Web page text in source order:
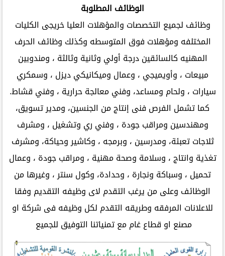
الوظائف المطلوبة
وظائف لجميع التخصصات والمؤهلات العليا خريجى الكليات
المختلفه ومؤهلات فوق المتوسطه وكذلك وظائف الحرف
المهنيه كالسائقين درجة أولي وثانية وثالثة ، ومندوبين
مبيعات ، وأويميجي ، وعمال وميكانيكي ديزل ، وسمكري
سيارات ، ولحام ومساعد، وفني معالجة حرارية ، وفني قشاط.
كما تشمل الفرص فنى إنتاج من الجنسين، ومدير تسويق،
ومهندسين ومراقب جودة ، وفني ري وتشغيل ، ومشرف
ثلاجات تعبئة، ومدرسين ، وبرمجه ، وكاشير وحياكة، ومشرف
تغذية وانتاج ، وسلامة وصحة مهنية ، ومراقب جودة ، وعمال
تحميل ، وسباكة ونجارة ، وحدادة، وكول سنتر ، وغيرها من
الوظائف وعلى من يرغب التقدم لاى وظيفه التقديم وفقا
للاعلانات المرفقه وطريقه التقدم لكل وظيفه فى شركة او
مصنع او قطاع غام مع تمنياتنا التوفيق للجميع